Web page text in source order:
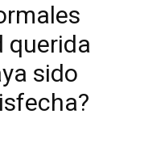
querida
sido